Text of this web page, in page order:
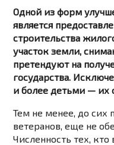
Одной из форм
является
строительства
участок земли,
претендуют на
государства.
и более детьми — их
Тем не менее, до сих
ветеранов, еще не
Численность тех, кто